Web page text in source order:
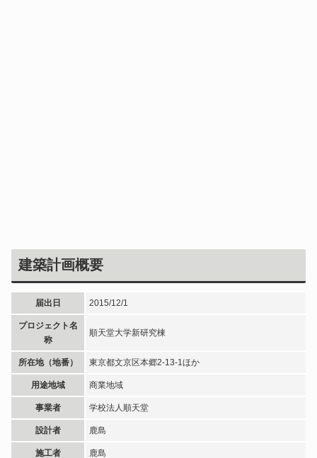
建築計画概要
届出日 2015/12/1
プロジェクト名
称
順天堂大学新研究棟
所在地（地番） 東京都文京区本郷2-13-1ほか
用途地域 商業地域
事業者 学校法人順天堂
設計者 鹿島
施工者 鹿島